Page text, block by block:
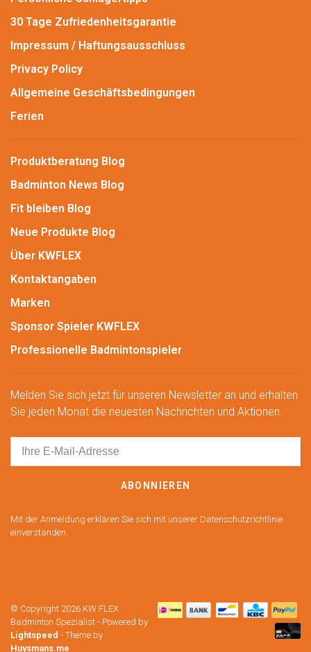
30 Tage Zufriedenheitsgarantie
Impressum / Haftungsausschluss
Privacy Policy
Allgemeine Geschäftsbedingungen
Ferien
Produktberatung Blog
Badminton News Blog
Fit bleiben Blog
Neue Produkte Blog
Über KWFLEX
Kontaktangaben
Marken
Sponsor Spieler KWFLEX
Professionelle Badmintonspieler
Melden Sie sich jetzt für unseren Newsletter an und erhalten
Sie jeden Monat die neuesten Nachrichten und Aktionen.
ABONNIEREN
Mit der Anmeldung erklären Sie sich mit unserer Datenschutzrichtlinie
einverstanden.
© Copyright 2026 KW FLEX
Badminton Spezialist - Powered by
Lightspeed - Theme by
Huysmans.me